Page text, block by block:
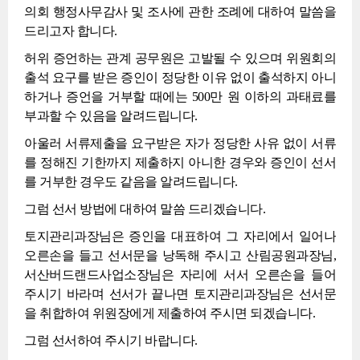
의회 행정사무감사 및 조사에 관한 조례에 대하여 말씀을
드리고자 합니다.
허위 증언하는 관계 공무원은 고발될 수 있으며 위원회의
출석 요구를 받은 증인이 정당한 이유 없이 출석하지 아니
하거나 증언을 거부할 때에는 500만 원 이하의 과태료를
부과할 수 있음을 알려드립니다.
아울러 서류제출을 요구받은 자가 정당한 사유 없이 서류
를 정해진 기한까지 제출하지 아니한 경우와 증인이 선서
를 거부한 경우도 같음을 알려드립니다.
그럼 선서 방법에 대하여 말씀 드리겠습니다.
토지관리과장님은 증인을 대표하여 그 자리에서 일어나
오른손을 들고 선서문을 낭독해 주시고 산림공원과장님,
서산버드랜드사업소장님은 자리에 서서 오른손을 들어
주시기 바라며 선서가 끝나면 토지관리과장님은 선서문
을 취합하여 위원장에게 제출하여 주시면 되겠습니다.
그럼 선서하여 주시기 바랍니다.